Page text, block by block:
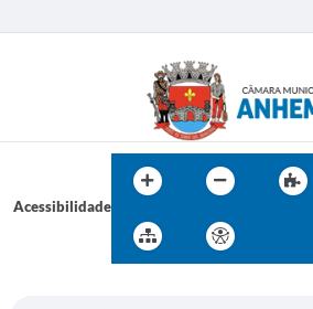
Acessibilidade